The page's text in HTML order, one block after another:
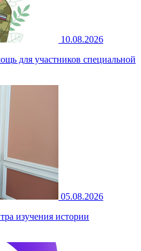
10.08.2026
для участников специальной
05.08.2026
изучения истории